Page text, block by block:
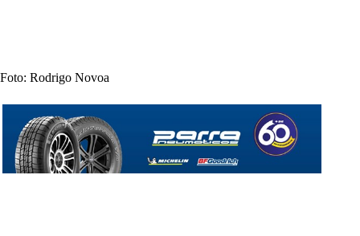
Foto: Rodrigo Novoa